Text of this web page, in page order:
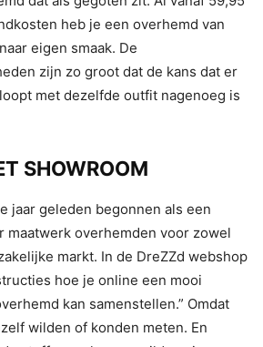
heb je een overhemd van
eigen smaak. De
zijn zo groot dat de kans dat er
met dezelfde outfit nagenoeg is
SHOWROOM
jaar geleden begonnen als een
maatwerk overhemden voor zowel
markt. In de DreZZd webshop
hoe je online een mooi
kan samenstellen.” Omdat
wilden of konden meten. En